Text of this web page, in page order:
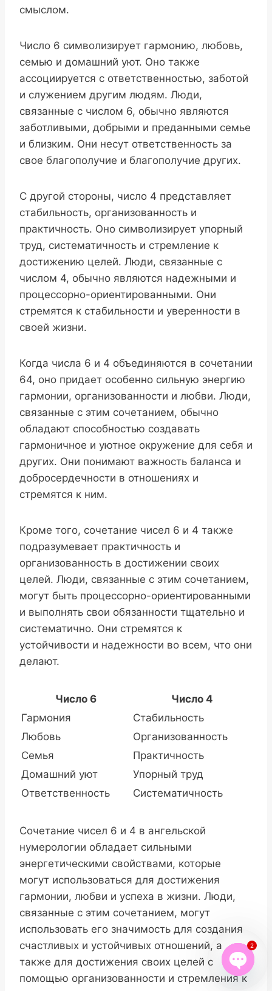
смыслом.
Число 6 символизирует гармонию, любовь,
семью и домашний уют. Оно также
ассоциируется с ответственностью, заботой
и служением другим людям. Люди,
связанные с числом 6, обычно являются
заботливыми, добрыми и преданными семье
и близким. Они несут ответственность за
свое благополучие и благополучие других.
С другой стороны, число 4 представляет
стабильность, организованность и
практичность. Оно символизирует упорный
труд, систематичность и стремление к
достижению целей. Люди, связанные с
числом 4, обычно являются надежными и
процессорно-ориентированными. Они
стремятся к стабильности и уверенности в
своей жизни.
Когда числа 6 и 4 объединяются в сочетании
64, оно придает особенно сильную энергию
гармонии, организованности и любви. Люди,
связанные с этим сочетанием, обычно
обладают способностью создавать
гармоничное и уютное окружение для себя и
других. Они понимают важность баланса и
добросердечности в отношениях и
стремятся к ним.
Кроме того, сочетание чисел 6 и 4 также
подразумевает практичность и
организованность в достижении своих
целей. Люди, связанные с этим сочетанием,
могут быть процессорно-ориентированными
и выполнять свои обязанности тщательно и
систематично. Они стремятся к
устойчивости и надежности во всем, что они
делают.
Число 6
Число 4
Гармония
Стабильность
Любовь
Организованность
Семья
Практичность
Домашний уют
Упорный труд
Ответственность
Систематичность
Сочетание чисел 6 и 4 в ангельской
нумерологии обладает сильными
энергетическими свойствами, которые
могут использоваться для достижения
гармонии, любви и успеха в жизни. Люди,
связанные с этим сочетанием, могут
использовать его значимость для создания
счастливых и устойчивых отношений, а
также для достижения своих целей с
помощью организованности и стремления кOpen
2